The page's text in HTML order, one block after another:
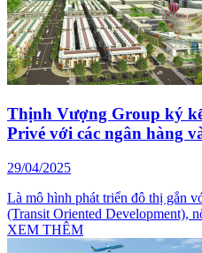
Thịnh Vượng Group ký
Privé với các ngân hàng
29/04/2025
Là mô hình phát triển đô thị gắn
(Transit Oriented Development),
XEM THÊM